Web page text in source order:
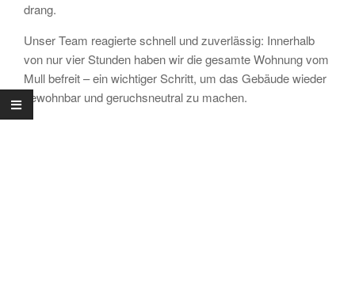
drang.
Unser Team reagierte schnell und zuverlässig: Innerhalb
von nur vier Stunden haben wir die gesamte Wohnung vom
Mull befreit – ein wichtiger Schritt, um das Gebäude wieder
bewohnbar und geruchsneutral zu machen.